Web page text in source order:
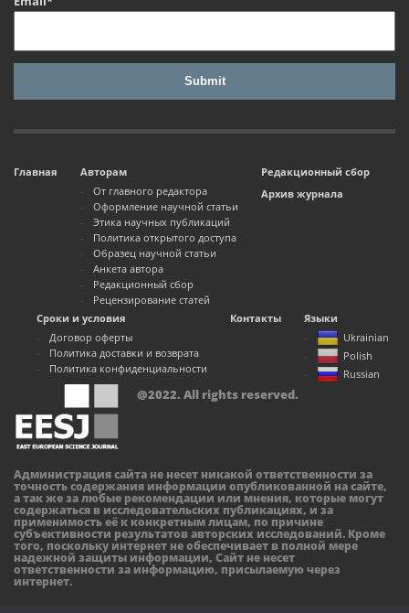
Главная
Авторам
От главного редактора
Оформление научной статьи
Этика научных публикаций
Политика открытого доступа
Образец научной статьи
Анкета автора
Редакционный сбор
Рецензирование статей
Редакционный сбор
Архив журнала
Сроки и условия
Договор оферты
Политика доставки и возврата
Политика конфиденциальности
Контакты
Языки
Ukrainian
Polish
Russian
@2022. All rights reserved.
Администрация сайта не несет никакой ответственности за
точность содержания информации опубликованной на сайте,
а так же за любые рекомендации или мнения, которые могут
содержаться в исследовательских публикациях, и за
применимость её к конкретным лицам, по причине
субъективности результатов авторских исследований. Кроме
того, поскольку интернет не обеспечивает в полной мере
надежной защиты информации, Сайт не несет
ответственности за информацию, присылаемую через
интернет.